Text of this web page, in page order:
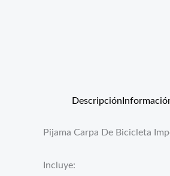
Descripción
Pijama Carpa De Bicicleta
Incluye: